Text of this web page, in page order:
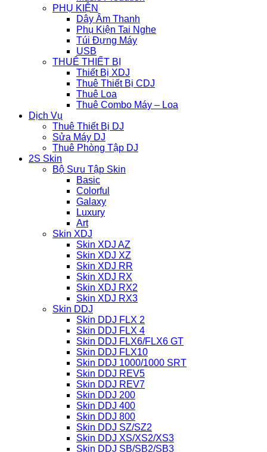
PHỤ KIỆN
Dây Âm Thanh
Phụ Kiện Tai Nghe
Túi Đựng Máy
USB
THUÊ THIẾT BỊ
Thiết Bị XDJ
Thuê Thiết Bị CDJ
Thuê Loa
Thuê Combo Máy – Loa
Dịch Vụ
Thuê Thiết Bị DJ
Sửa Máy DJ
Thuê Phòng Tập DJ
2S Skin
Bộ Sưu Tập Skin
Basic
Colorful
Galaxy
Luxury
Art
Skin XDJ
Skin XDJ AZ
Skin XDJ XZ
Skin XDJ RR
Skin XDJ RX
Skin XDJ RX2
Skin XDJ RX3
Skin DDJ
Skin DDJ FLX 2
Skin DDJ FLX 4
Skin DDJ FLX6/FLX6 GT
Skin DDJ FLX10
Skin DDJ 1000/1000 SRT
Skin DDJ REV5
Skin DDJ REV7
Skin DDJ 200
Skin DDJ 400
Skin DDJ 800
Skin DDJ SZ/SZ2
Skin DDJ XS/XS2/XS3
Skin DDJ SB/SB2/SB3